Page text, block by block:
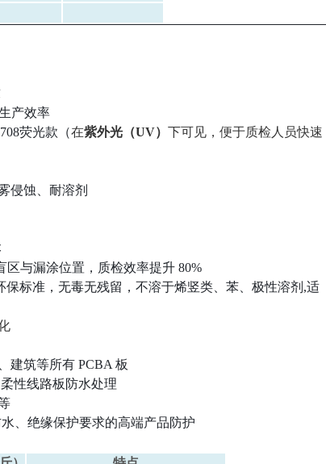
产效率
荧光款（在紫外光（UV） 下可见，便于质检人员快速
侵蚀、耐溶剂
区与漏涂位置，质检效率提升 80%
保标准，无毒无残留，不溶于烯竖类、苯、极性溶剂,适
建筑等所有 PCBA 板
性线路板防水处理
、绝缘保护要求的高端产品防护